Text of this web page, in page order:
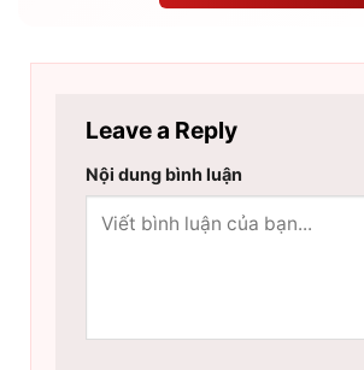
Leave a Reply
Nội dung bình luận